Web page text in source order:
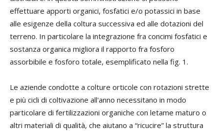
effettuare apporti organici, fosfatici e/o potassici in base
alle esigenze della coltura successiva ed alle dotazioni del
terreno. In particolare la integrazione fra concimi fosfatici e
sostanza organica migliora il rapporto fra fosforo
assorbibile e fosforo totale, esemplificato nella fig. 1.
Le aziende condotte a colture orticole con rotazioni strette
e più cicli di coltivazione all'anno necessitano in modo
particolare di fertilizzazioni organiche con letame maturo o
altri materiali di qualità, che aiutano a “ricucire” la struttura